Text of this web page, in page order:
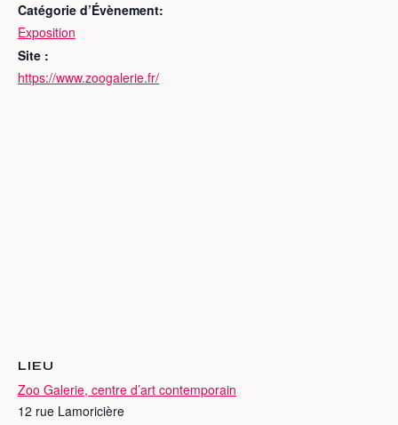
Catégorie d’Évènement:
Exposition
Site :
https://www.zoogalerie.fr/
LIEU
Zoo Galerie, centre d’art contemporain
12 rue Lamoricière